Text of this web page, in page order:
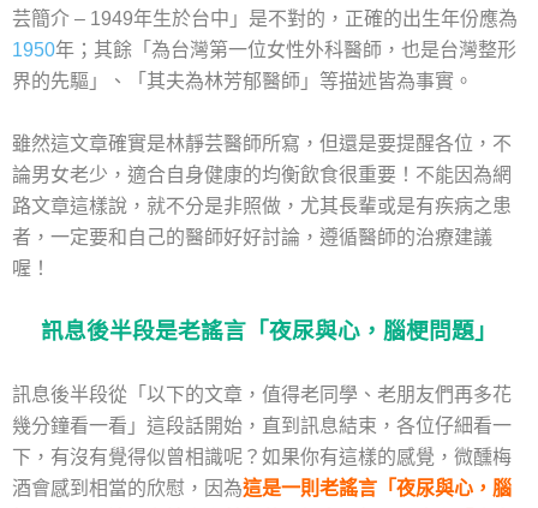
芸簡介 – 1949年生於台中」是不對的，正確的出生年份應為
1950年；其餘「為台灣第一位女性外科醫師，也是台灣整形
界的先驅」、「其夫為林芳郁醫師」等描述皆為事實。
雖然這文章確實是林靜芸醫師所寫，但還是要提醒各位，不
論男女老少，適合自身健康的均衡飲食很重要！不能因為網
路文章這樣說，就不分是非照做，尤其長輩或是有疾病之患
者，一定要和自己的醫師好好討論，遵循醫師的治療建議
喔！
訊息後半段是老謠言「夜尿與心，腦梗問題」
訊息後半段從「以下的文章，值得老同學、老朋友們再多花
幾分鐘看一看」這段話開始，直到訊息結束，各位仔細看一
下，有沒有覺得似曾相識呢？如果你有這樣的感覺，微醺梅
酒會感到相當的欣慰，因為這是一則老謠言「夜尿與心，腦